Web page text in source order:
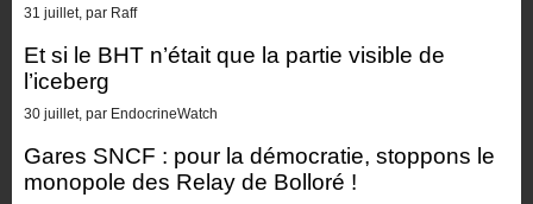
31 juillet, par Raff
Et si le BHT n’était que la partie visible de
l’iceberg
30 juillet, par EndocrineWatch
Gares SNCF : pour la démocratie, stoppons le
monopole des Relay de Bolloré !